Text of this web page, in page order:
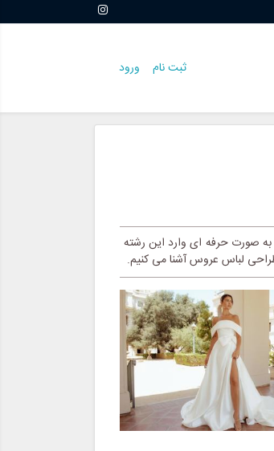
ثبت نام ورود
صورت حرفه ای وارد این رشته
لباس عروس آشنا می کنیم.